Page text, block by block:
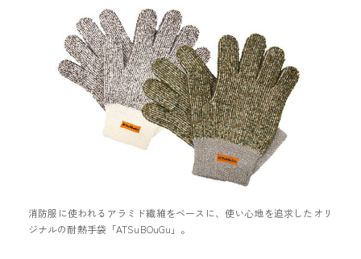
消防服に使われるアラミド繊維をベースに、使い心地を追求したオリ
ジナルの耐熱手袋「ATSuBOuGu」。